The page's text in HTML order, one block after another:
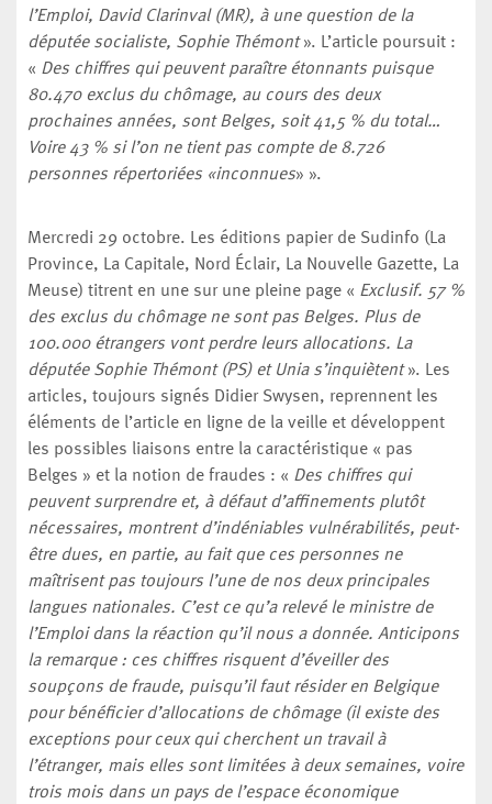
l’Emploi, David Clarinval (MR), à une question de la
députée socialiste, Sophie Thémont». L’article poursuit :
« Des chiffres qui peuvent paraître étonnants puisque
80.470 exclus du chômage, au cours des deux
prochaines années, sont Belges, soit 41,5 % du total…
Voire 43 % si l’on ne tient pas compte de 8.726
personnes répertoriées «inconnues» ».
Mercredi 29 octobre. Les éditions papier de Sudinfo (La
Province, La Capitale, Nord Éclair, La Nouvelle Gazette, La
Meuse) titrent en une sur une pleine page « Exclusif. 57 %
des exclus du chômage ne sont pas Belges. Plus de
100.000 étrangers vont perdre leurs allocations. La
députée Sophie Thémont (PS) et Unia s’inquiètent». Les
articles, toujours signés Didier Swysen, reprennent les
éléments de l’article en ligne de la veille et développent
les possibles liaisons entre la caractéristique « pas
Belges » et la notion de fraudes : « Des chiffres qui
peuvent surprendre et, à défaut d’affinements plutôt
nécessaires, montrent d’indéniables vulnérabilités, peut-
être dues, en partie, au fait que ces personnes ne
maîtrisent pas toujours l’une de nos deux principales
langues nationales. C’est ce qu’a relevé le ministre de
l’Emploi dans la réaction qu’il nous a donnée. Anticipons
la remarque : ces chiffres risquent d’éveiller des
soupçons de fraude, puisqu’il faut résider en Belgique
pour bénéficier d’allocations de chômage (il existe des
exceptions pour ceux qui cherchent un travail à
l’étranger, mais elles sont limitées à deux semaines, voire
trois mois dans un pays de l’espace économique